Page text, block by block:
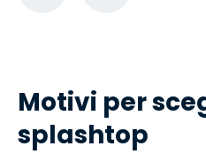
Motivi per
splashtop